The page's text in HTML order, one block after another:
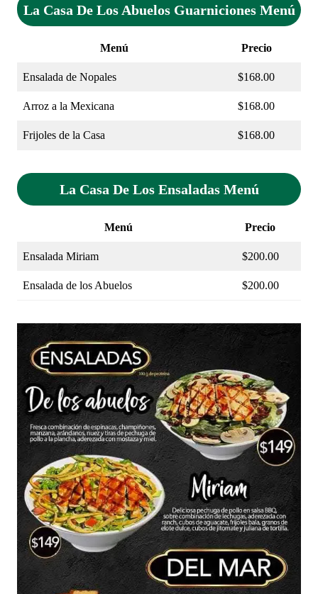
La Casa De Los Abuelos Guarniciones Menú
Menú Precio
Ensalada de Nopales $168.00
Arroz a la Mexicana $168.00
Frijoles de la Casa $168.00
La Casa De Los Ensaladas Menú
Menú Precio
Ensalada Miriam $200.00
Ensalada de los Abuelos $200.00